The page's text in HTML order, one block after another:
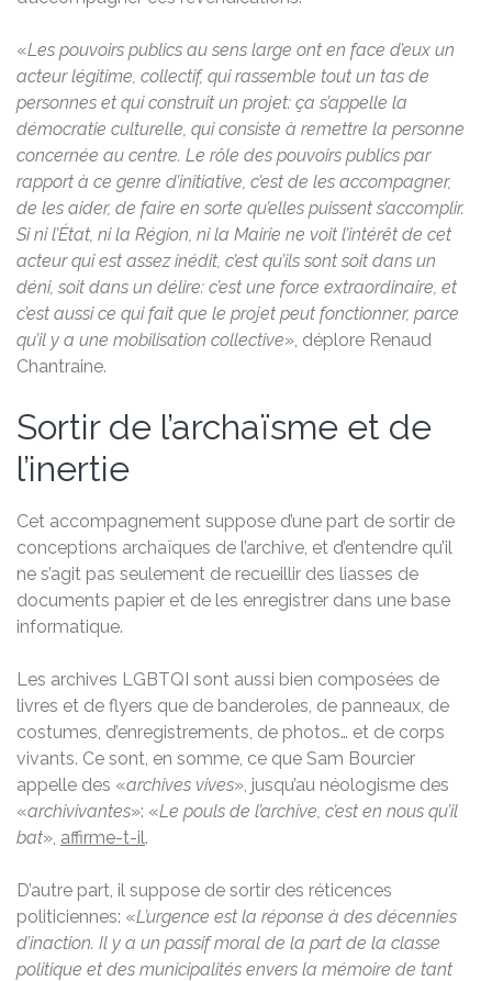
«Les pouvoirs publics au sens large ont en face d’eux un
acteur légitime, collectif, qui rassemble tout un tas de
personnes et qui construit un projet: ça s’appelle la
démocratie culturelle, qui consiste à remettre la personne
concernée au centre. Le rôle des pouvoirs publics par
rapport à ce genre d’initiative, c’est de les accompagner,
de les aider, de faire en sorte qu’elles puissent s’accomplir.
Si ni l’État, ni la Région, ni la Mairie ne voit l’intérêt de cet
acteur qui est assez inédit, c’est qu’ils sont soit dans un
déni, soit dans un délire: c’est une force extraordinaire, et
c’est aussi ce qui fait que le projet peut fonctionner, parce
qu’il y a une mobilisation collective», déplore Renaud
Chantraine.
Sortir de l’archaïsme et de
l’inertie
Cet accompagnement suppose d’une part de sortir de
conceptions archaïques de l’archive, et d’entendre qu’il
ne s’agit pas seulement de recueillir des liasses de
documents papier et de les enregistrer dans une base
informatique.
Les archives LGBTQI sont aussi bien composées de
livres et de flyers que de banderoles, de panneaux, de
costumes, d’enregistrements, de photos… et de corps
vivants. Ce sont, en somme, ce que Sam Bourcier
appelle des «archives vives», jusqu’au néologisme des
«archivivantes»: «Le pouls de l’archive, c’est en nous qu’il
bat», affirme-t-il.
D’autre part, il suppose de sortir des réticences
politiciennes: «L’urgence est la réponse à des décennies
d’inaction. Il y a un passif moral de la part de la classe
politique et des municipalités envers la mémoire de tant